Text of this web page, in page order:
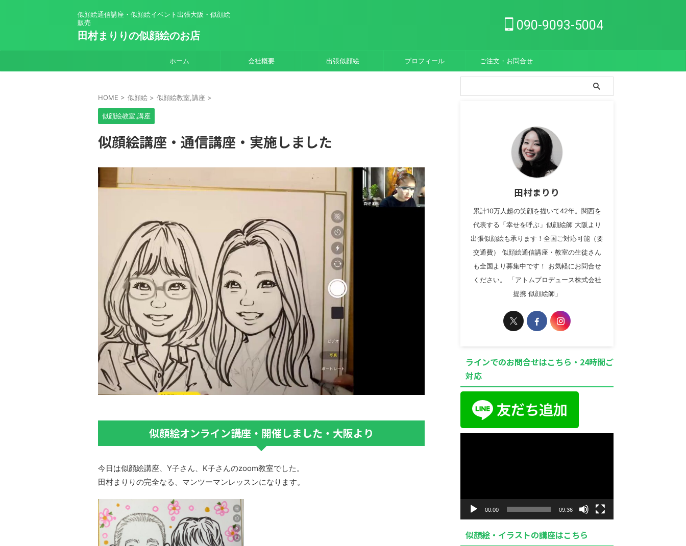
似顔絵通信講座・似顔絵イベント出張大阪・似顔絵
販売
田村まりりの似顔絵のお店
090-9093-5004
ホーム 会社概要 出張似顔絵 プロフィール ご注文・お問合せ
HOME > 似顔絵 > 似顔絵教室,講座 >
似顔絵教室,講座
似顔絵講座・通信講座・実施しました
似顔絵オンライン講座・開催しました・大阪より
今日は似顔絵講座、Y子さん、K子さんのzoom教室でした。
田村まりりの完全なる、マンツーマンレッスンになります。
田村まりり
累計10万人超の笑顔を描いて42年。関西を
代表する「幸せを呼ぶ」似顔絵師 大阪より
出張似顔絵も承ります！全国ご対応可能（要
交通費） 似顔絵通信講座・教室の生徒さん
も全国より募集中です！ お気軽にお問合せ
ください。 「アトムプロデュース株式会社
提携 似顔絵師」
ラインでのお問合せはこちら・24時間ご
対応
00:00 09:36
似顔絵・イラストの講座はこちら